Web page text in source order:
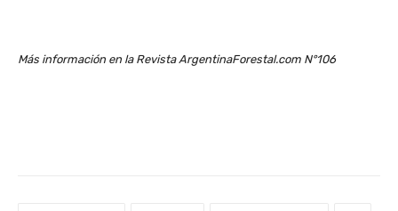
Más información en la Revista ArgentinaForestal.com N°106